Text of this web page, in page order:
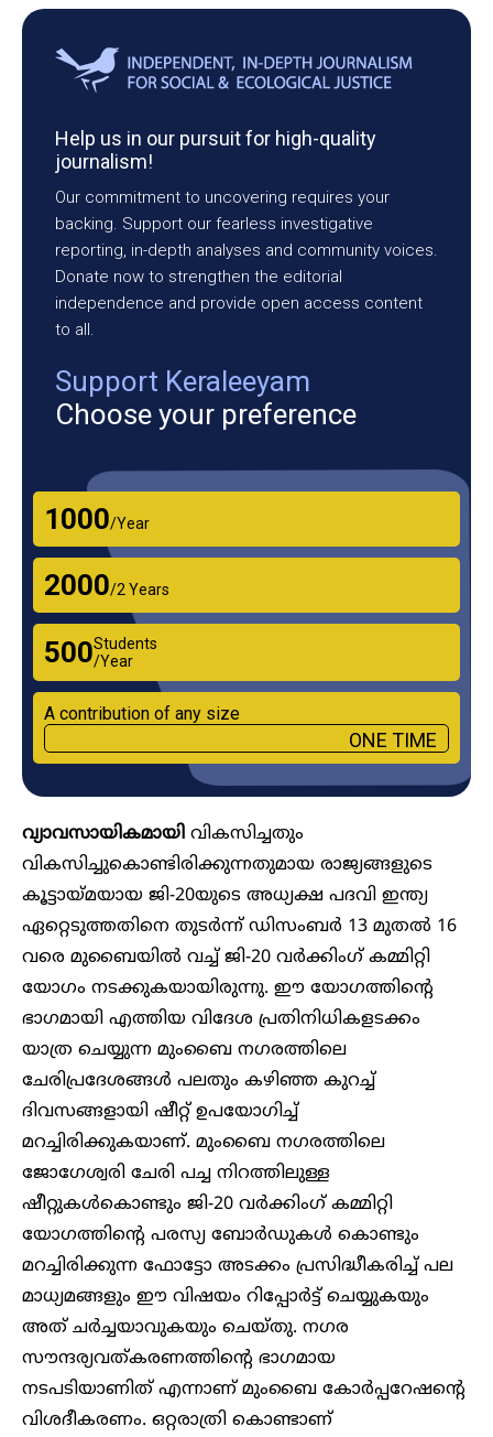
Help us in our pursuit for high-quality
journalism!
Our commitment to uncovering requires your
backing. Support our fearless investigative
reporting, in-depth analyses and community voices.
Donate now to strengthen the editorial
independence and provide open access content
to all.
Support Keraleeyam
Choose your preference
₹1000/Year
₹2000/2 Years
₹500Students
/Year
A contribution of any size
ONE TIME
വ്യാവസായികമായി വികസിച്ചതും
വികസിച്ചുകൊണ്ടിരിക്കുന്നതുമായ രാജ്യങ്ങളുടെ
കൂട്ടായ്മയായ ജി-20യുടെ അധ്യക്ഷ പദവി ഇന്ത്യ
ഏറ്റെടുത്തതിനെ തുടർന്ന് ഡിസംബർ 13 മുതൽ 16
വരെ മുബൈയിൽ വച്ച് ജി-20 വർക്കിംഗ് കമ്മിറ്റി
യോഗം നടക്കുകയായിരുന്നു. ഈ യോഗത്തിന്റെ
ഭാഗമായി എത്തിയ വിദേശ പ്രതിനിധികളടക്കം
യാത്ര ചെയ്യുന്ന മുംബൈ നഗരത്തിലെ
ചേരിപ്രദേശങ്ങൾ പലതും കഴിഞ്ഞ കുറച്ച്
ദിവസങ്ങളായി ഷീറ്റ് ഉപയോഗിച്ച്
മറച്ചിരിക്കുകയാണ്. മുംബൈ നഗരത്തിലെ
ജോഗേശ്വരി ചേരി പച്ച നിറത്തിലുള്ള
ഷീറ്റുകൾകൊണ്ടും ജി-20 വർക്കിംഗ് കമ്മിറ്റി
യോഗത്തിന്റെ പരസ്യ ബോർഡുകൾ കൊണ്ടും
മറച്ചിരിക്കുന്ന ഫോട്ടോ അടക്കം പ്രസിദ്ധീകരിച്ച് പല
മാധ്യമങ്ങളും ഈ വിഷയം റിപ്പോർട്ട് ചെയ്യുകയും
അത് ചർച്ചയാവുകയും ചെയ്തു. നഗര
സൗന്ദര്യവത്കരണത്തിന്‍റെ ഭാഗമായ
നടപടിയാണിത് എന്നാണ് മുംബൈ കോർപ്പറേഷന്റെ
വിശദീകരണം. ഒറ്റരാത്രി കൊണ്ടാണ്